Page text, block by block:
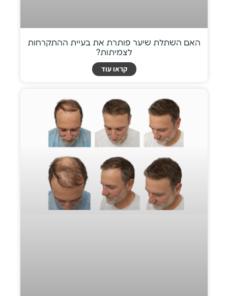
האם השתלת שיער פותרת את בעיית ההתקרחות
לצמיתות?
קראו עוד